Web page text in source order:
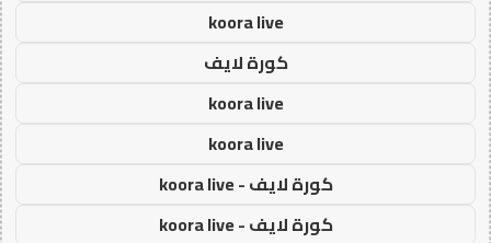
koora live
كورة لايف
koora live
koora live
كورة لايف - koora live
كورة لايف - koora live